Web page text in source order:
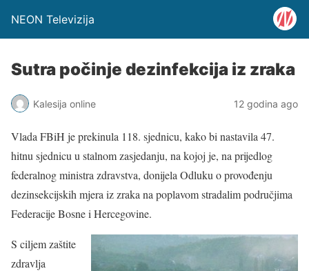
NEON Televizija
Sutra počinje dezinfekcija iz zraka
Kalesija online 12 godina ago
Vlada FBiH je prekinula 118. sjednicu, kako bi nastavila 47.
hitnu sjednicu u stalnom zasjedanju, na kojoj je, na prijedlog
federalnog ministra zdravstva, donijela Odluku o provođenju
dezinsekcijskih mjera iz zraka na poplavom stradalim područjima
Federacije Bosne i Hercegovine.
S ciljem zaštite
zdravlja